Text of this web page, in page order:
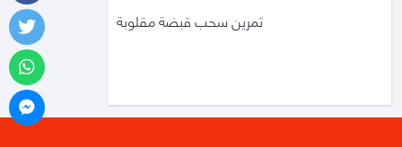
تمرين سحب قبضة مقلوبة